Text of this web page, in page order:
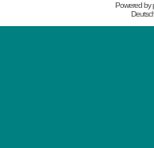
Powered by